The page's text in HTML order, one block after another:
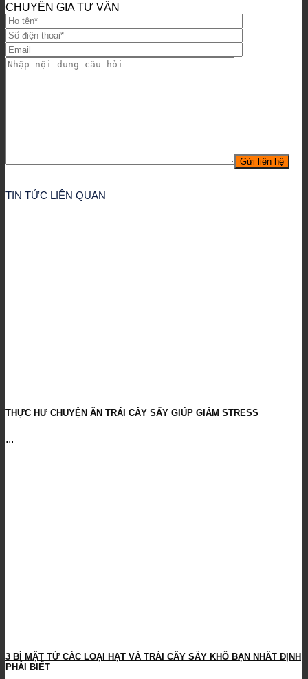
CHUYÊN GIA TƯ VẤN
TIN TỨC LIÊN QUAN
THỰC HƯ CHUYỆN ĂN TRÁI CÂY SẤY GIÚP GIẢM STRESS
...
3 BÍ MẬT TỪ CÁC LOẠI HẠT VÀ TRÁI CÂY SẤY KHÔ BẠN NHẤT ĐỊNH
PHẢI BIẾT